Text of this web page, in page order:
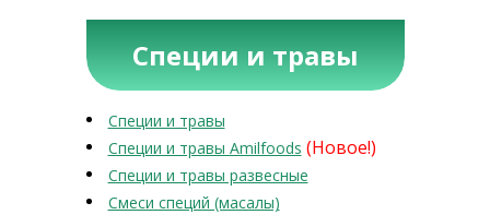
Специи и травы
Специи и травы
Специи и травы Amilfoods (Новое!)
Специи и травы развесные
Смеси специй (масалы)